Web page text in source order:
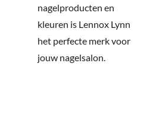
nagelproducten en
kleuren is Lennox Lynn
het perfecte merk voor
jouw nagelsalon.